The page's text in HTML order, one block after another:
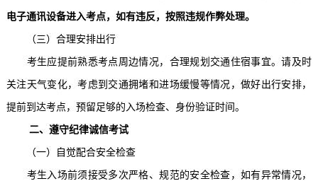
电子通讯设备进入考点，如有违反，按照违规作弊处理。
（三）合理安排出行
考生应提前熟悉考点周边情况，合理规划交通住宿事宜。请及时
关注天气变化，考虑到交通拥堵和进场缓慢等情况，做好出行安排，
提前到达考点，预留足够的入场检查、身份验证时间。
二、遵守纪律诚信考试
（一）自觉配合安全检查
考生入场前须接受多次严格、规范的安全检查，如有异常情况，